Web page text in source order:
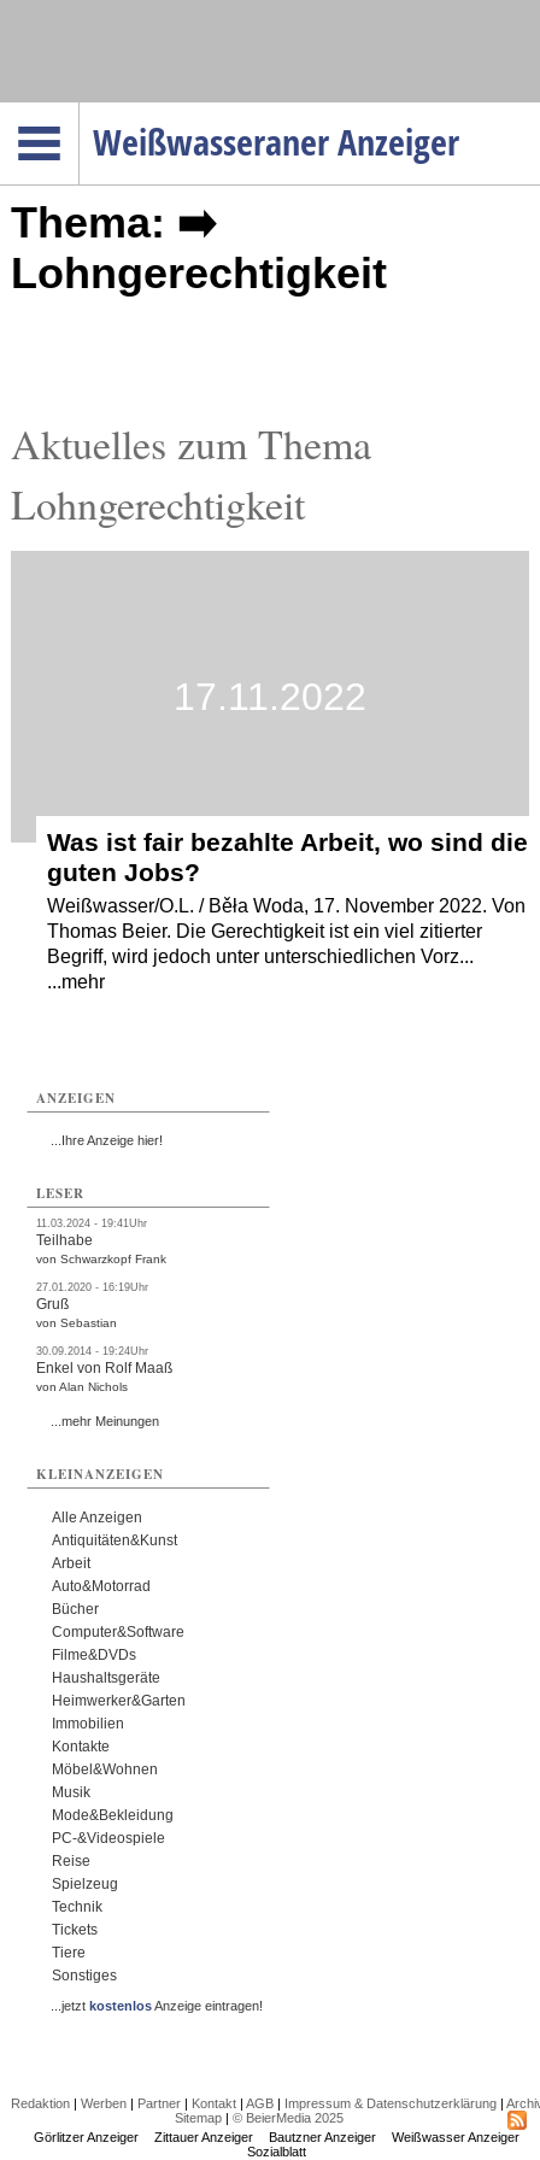
Weißwasseraner Anzeiger
Menüpunkte
Startseite
Gesellschaft
Gesundheit
Kultur
Thema: ➡️
Lohngerechtigkeit
Aktuelles zum Thema
Lohngerechtigkeit
17.11.2022
Was ist fair bezahlte Arbeit, wo sind die
guten Jobs?
Weißwasser/O.L. / Běła Woda, 17. November 2022. Von
Thomas Beier. Die Gerechtigkeit ist ein viel zitierter
Begriff, wird jedoch unter unterschiedlichen Vorz...
...mehr
ANZEIGEN
...Ihre Anzeige hier!
LESER
11.03.2024 - 19:41Uhr
Teilhabe
von Schwarzkopf Frank
27.01.2020 - 16:19Uhr
Gruß
von Sebastian
30.09.2014 - 19:24Uhr
Enkel von Rolf Maaß
von Alan Nichols
...mehr Meinungen
KLEINANZEIGEN
Alle Anzeigen
Antiquitäten&Kunst
Arbeit
Auto&Motorrad
Bücher
Computer&Software
Filme&DVDs
Haushaltsgeräte
Heimwerker&Garten
Immobilien
Kontakte
Möbel&Wohnen
Musik
Mode&Bekleidung
PC-&Videospiele
Reise
Spielzeug
Technik
Tickets
Tiere
Sonstiges
...jetztkostenlosAnzeige eintragen!
Redaktion| Werben| Partner| Kontakt| AGB| Impressum & Datenschutzerklärung|
Sitemap| © BeierMedia 2025
Görlitzer Anzeiger
Zittauer Anzeiger Bautzner Anzeiger
Weißwasser Anzeiger
Sozialblatt